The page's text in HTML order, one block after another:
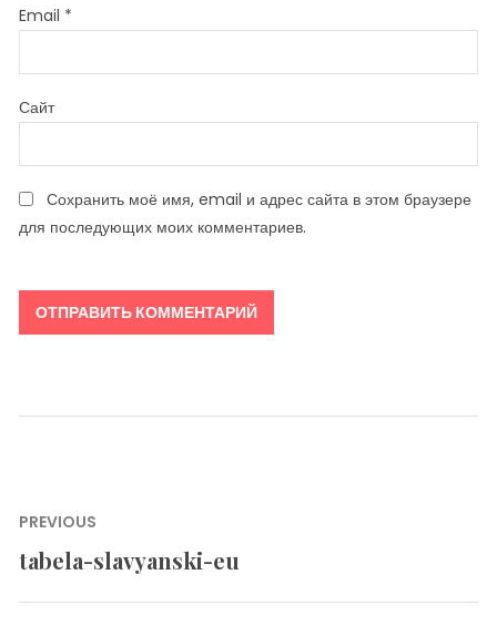
Email *
Сайт
Сохранить моё имя, email и адрес сайта в этом браузере
для последующих моих комментариев.
Навигация
по
PREVIOUS
Previous
tabela-slavyanski-eu